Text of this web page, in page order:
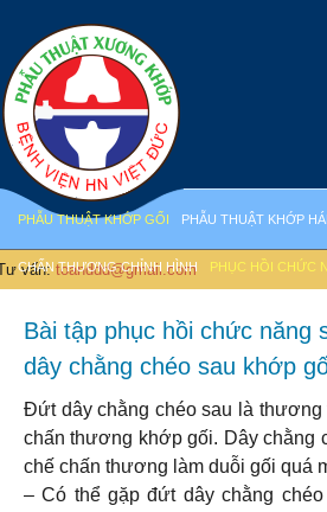
PHẪU THUẬT KHỚP GỐI PHẪU THUẬT KHỚP
CHẤN THƯƠNG CHỈNH HÌNH PHỤC HỒI CHỨC
vấn:toanddd@gmail.com
Bài tập phục hồi chức năng
dây chằng chéo sau khớp
Đứt dây chằng chéo sau là thương
chấn thương khớp gối. Dây chằng
chế chấn thương làm duỗi gối quá
– Có thể gặp đứt dây chằng